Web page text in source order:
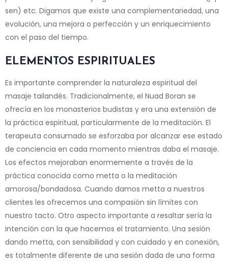
sen) etc. Digamos que existe una complementariedad, una
evolución, una mejora o perfección y un enriquecimiento
con el paso del tiempo.
ELEMENTOS ESPIRITUALES
Es importante comprender la naturaleza espiritual del
masaje tailandés. Tradicionalmente, el Nuad Boran se
ofrecía en los monasterios budistas y era una extensión de
la práctica espiritual, particularmente de la meditación. El
terapeuta consumado se esforzaba por alcanzar ese estado
de conciencia en cada momento mientras daba el masaje.
Los efectos mejoraban enormemente a través de la
práctica conocida como metta o la meditación
amorosa/bondadosa. Cuando damos metta a nuestros
clientes les ofrecemos una compasión sin límites con
nuestro tacto. Otro aspecto importante a resaltar sería la
intención con la que hacemos el tratamiento. Una sesión
dando metta, con sensibilidad y con cuidado y en conexión,
es totalmente diferente de una sesión dada de una forma